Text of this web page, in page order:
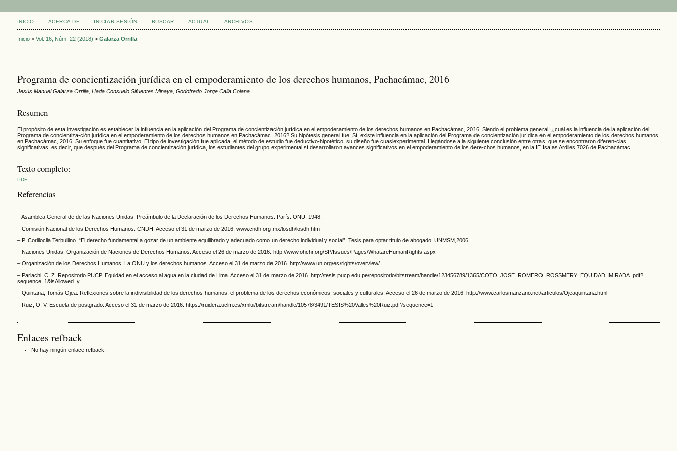
INICIO ACERCA DE INICIAR SESIÓN BUSCAR ACTUAL ARCHIVOS
Inicio> Vol. 16, Núm. 22 (2018) > Galarza Orrilla
Programa de concientización jurídica en el empoderamiento de los derechos humanos, Pachacámac, 2016
Jesús Manuel Galarza Orrilla, Hada Consuelo Sifuentes Minaya, Godofredo Jorge Calla Colana
Resumen
El propósito de esta investigación es establecer la influencia en la aplicación del Programa de concientización jurídica en el empoderamiento de los derechos humanos en Pachacámac, 2016. Siendo el problema general: ¿cuál es la influencia de la aplicación del
Programa de concientiza-ción jurídica en el empoderamiento de los derechos humanos en Pachacámac, 2016? Su hipótesis general fue: Sí, existe influencia en la aplicación del Programa de concientización jurídica en el empoderamiento de los derechos humanos
en Pachacámac, 2016. Su enfoque fue cuantitativo. El tipo de investigación fue aplicada, el método de estudio fue deductivo-hipotético, su diseño fue cuasiexperimental. Llegándose a la siguiente conclusión entre otras: que se encontraron diferen-cias
significativas, es decir, que después del Programa de concientización jurídica, los estudiantes del grupo experimental sí desarrollaron avances significativos en el empoderamiento de los dere-chos humanos, en la IE Isaías Ardiles 7026 de Pachacámac.
Texto completo:
PDF
Referencias
– Asamblea General de de las Naciones Unidas. Preámbulo de la Declaración de los Derechos Humanos. París: ONU, 1948.
– Comisión Nacional de los Derechos Humanos. CNDH. Acceso el 31 de marzo de 2016. www.cndh.org.mx/losdh/losdh.htm
– P. Corilloclla Terbullino. “El derecho fundamental a gozar de un ambiente equilibrado y adecuado como un derecho individual y social”. Tesis para optar título de abogado. UNMSM,2006.
– Naciones Unidas. Organización de Naciones de Derechos Humanos. Acceso el 26 de marzo de 2016. http://www.ohchr.org/SP/Issues/Pages/WhatareHumanRights.aspx
– Organización de los Derechos Humanos. La ONU y los derechos humanos. Acceso el 31 de marzo de 2016. http://www.un.org/es/rights/overview/
– Pariachi, C. Z. Repositorio PUCP. Equidad en el acceso al agua en la ciudad de Lima. Acceso el 31 de marzo de 2016. http://tesis.pucp.edu.pe/repositorio/bitstream/handle/123456789/1365/COTO_JOSE_ROMERO_ROSSMERY_EQUIDAD_MIRADA. pdf?
sequence=1&isAllowed=y
– Quintana, Tomás Ojea. Reflexiones sobre la indivisibilidad de los derechos humanos: el problema de los derechos económicos, sociales y culturales. Acceso el 26 de marzo de 2016. http://www.carlosmanzano.net/articulos/Ojeaquintana.html
– Ruiz, O. V. Escuela de postgrado. Acceso el 31 de marzo de 2016. https://ruidera.uclm.es/xmlui/bitstream/handle/10578/3491/TESIS%20Valles%20Ruiz.pdf?sequence=1
Enlaces refback
No hay ningún enlace refback.